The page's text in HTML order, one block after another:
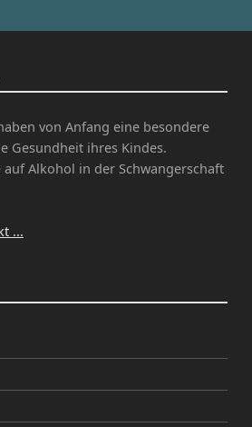
von Anfang eine besondere
Gesundheit ihres Kindes.
auf Alkohol in der Schwangerschaft
...